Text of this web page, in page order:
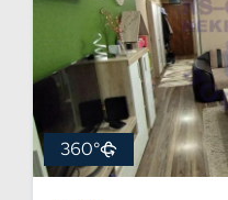
360°